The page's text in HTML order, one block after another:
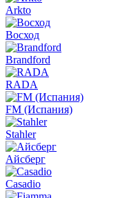
Arkto
Восход
Brandford
RADA
FM (Испания)
Stahler
Айсберг
Casadio